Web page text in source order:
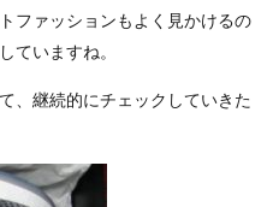
ファッションもよく見かけるの
ていますね。
、継続的にチェックしていきた